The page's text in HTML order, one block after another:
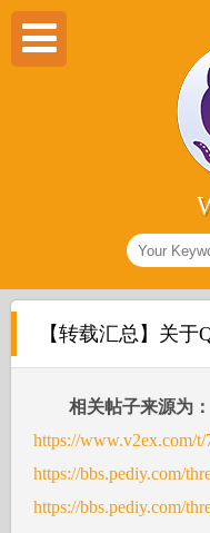
相关帖子来源为：
https://www.v2ex.com/t/
https://bbs.pediy.com/
https://bbs.pediy.com/